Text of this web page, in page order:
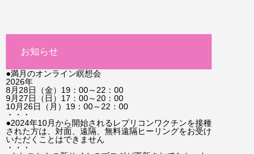
お知らせ
●満月のオンライン瞑想会
2026年
8月28日（金）19：00～22：00
9月27日（日）17：00～20：00
10月26日（月）19：00～22：00
・・・
●2024年10月から開始されるレプリコンワクチンを接種
された方は、対面、遠隔、無料遠隔ヒーリングをお受け
いただくことはできません
・・・